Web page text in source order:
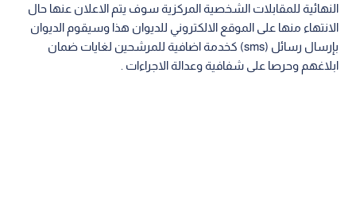
النهائية للمقابلات الشخصية المركزية سوف يتم الاعلان عنها حال
الانتهاء منها على الموقع الالكتروني للديوان هذا وسيقوم الديوان
بإرسال رسائل (sms) كخدمة اضافية للمرشحين لغايات ضمان
ابلاغهم وحرصا على شفافية وعدالة الاجراءات .